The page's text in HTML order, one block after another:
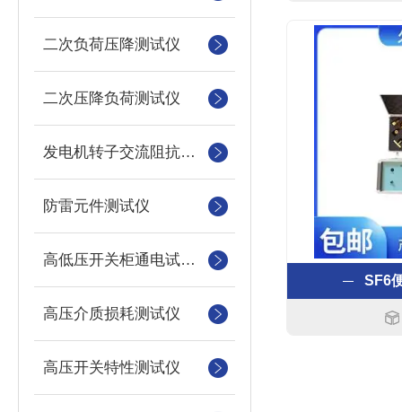
二次负荷压降测试仪
二次压降负荷测试仪
发电机转子交流阻抗测试仪
防雷元件测试仪
高低压开关柜通电试验台
高压介质损耗测试仪
高压开关特性测试仪
SF6